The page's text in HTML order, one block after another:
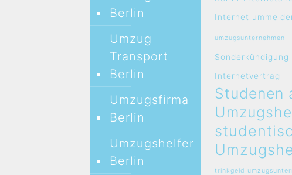
Berlin
Umzug
Transport
Berlin
Umzugsfirma
Berlin
Umzugshelfer
Berlin
Internet
umzugsunternehmen
Sonderkündigung
Internetvertrag
Studenen
trinkgeld